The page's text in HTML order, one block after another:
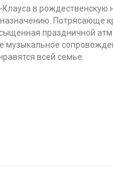
в рождественскую
Потрясающе
праздничной
музыкальное
всей семье.